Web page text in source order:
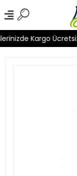
Kargo